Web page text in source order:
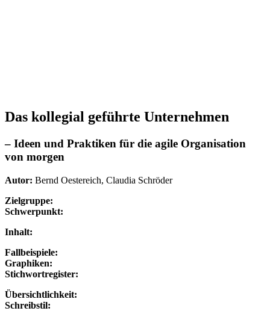
Das kollegial geführte Unternehmen
– Ideen und Praktiken für die agile Organisation
von morgen
Autor: Bernd Oestereich, Claudia Schröder
Zielgruppe:
Schwerpunkt:
Inhalt:
Fallbeispiele:
Graphiken:
Stichwortregister:
Übersichtlichkeit:
Schreibstil: